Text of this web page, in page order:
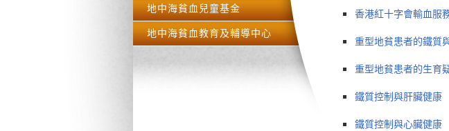
地中海貧血兒童基金
地中海貧血教育及輔導中心
香港紅十字會輸血服
重型地貧患者的鐵質
重型地貧患者的生育
鐵質控制與肝臟健康
鐵質控制與心臟健康